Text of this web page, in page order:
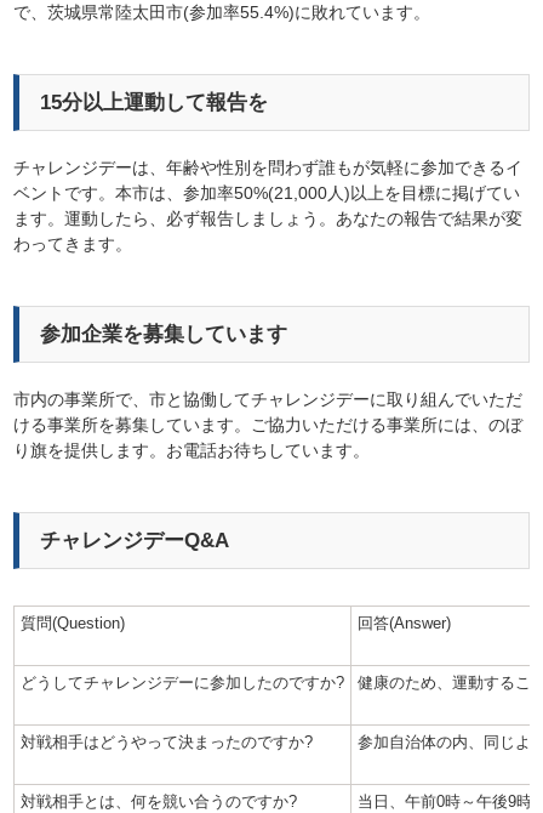
で、茨城県常陸太田市(参加率55.4%)に敗れています。
15分以上運動して報告を
チャレンジデーは、年齢や性別を問わず誰もが気軽に参加できるイ
ベントです。本市は、参加率50%(21,000人)以上を目標に掲げてい
ます。運動したら、必ず報告しましょう。あなたの報告で結果が変
わってきます。
参加企業を募集しています
市内の事業所で、市と協働してチャレンジデーに取り組んでいただ
ける事業所を募集しています。ご協力いただける事業所には、のぼ
り旗を提供します。お電話お待ちしています。
チャレンジデーQ&A
質問(Question) 回答(Answer)
どうしてチャレンジデーに参加したのですか? 健康のため、運動するこ
対戦相手はどうやって決まったのですか? 参加自治体の内、同じよ
対戦相手とは、何を競い合うのですか? 当日、午前0時～午後9時